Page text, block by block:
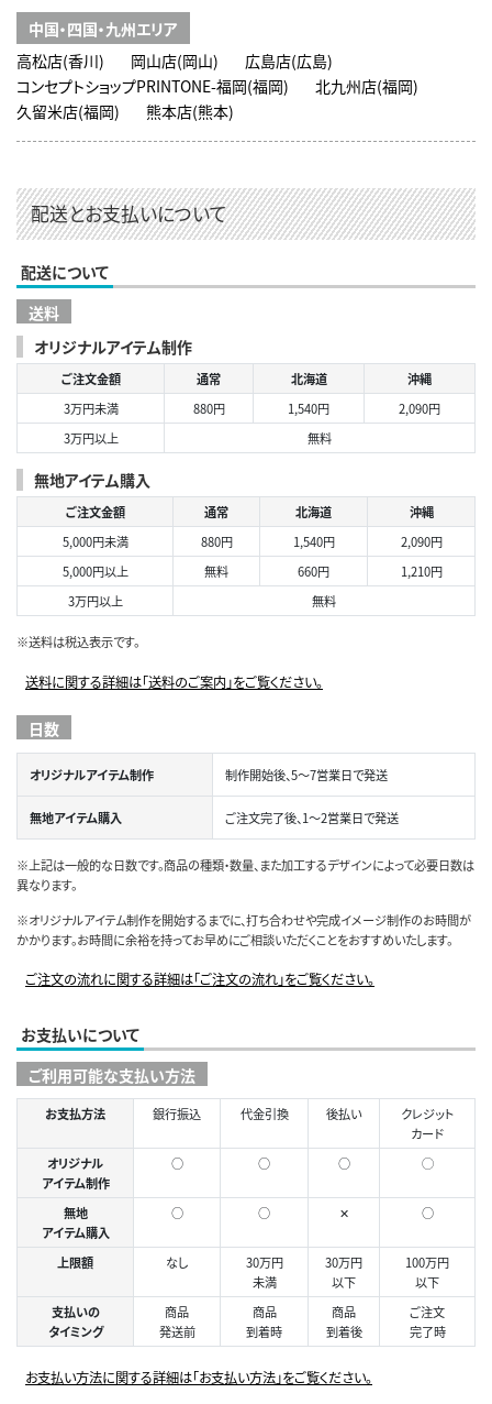
中国・四国・九州エリア
高松店(香川)
岡山店(岡山)
広島店(広島)
コンセプトショップPRINTONE-福岡(福岡)
北九州店(福岡)
久留米店(福岡)
熊本店(熊本)
配送とお支払いについて
配送について
送料
オリジナルアイテム制作
ご注文金額 通常 北海道
沖縄
3万円未満
880円 1,540円
2,090円
3万円以上
無料
無地アイテム購入
ご注文金額 通常 北海道
沖縄
5,000円未満
880円 1,540円
2,090円
5,000円以上
無料 660円
1,210円
3万円以上
無料
※送料は税込表示です。
送料に関する詳細は「送料のご案内」をご覧ください。
日数
オリジナルアイテム制作 制作開始後、5～7営業日で発送
無地アイテム購入 ご注文完了後、1～2営業日で発送
※上記は一般的な日数です。商品の種類・数量、また加工するデザインによって必要日数は
異なります。
※オリジナルアイテム制作を開始するまでに、打ち合わせや完成イメージ制作のお時間が
かかります。お時間に余裕を持ってお早めにご相談いただくことをおすすめいたします。
ご注文の流れに関する詳細は「ご注文の流れ」をご覧ください。
お支払いについて
ご利用可能な支払い方法
お支払方法 銀行振込 代金引換 後払い
クレジット
カード
オリジナル
アイテム制作
○ ○ ○ ◯
無地
アイテム購入
○ ○ ✕ ○
上限額 なし
30万円
未満
30万円
以下
100万円
以下
支払いの
タイミング
商品
発送前
商品
到着時
商品
到着後
ご注文
完了時
お支払い方法に関する詳細は「お支払い方法」をご覧ください。